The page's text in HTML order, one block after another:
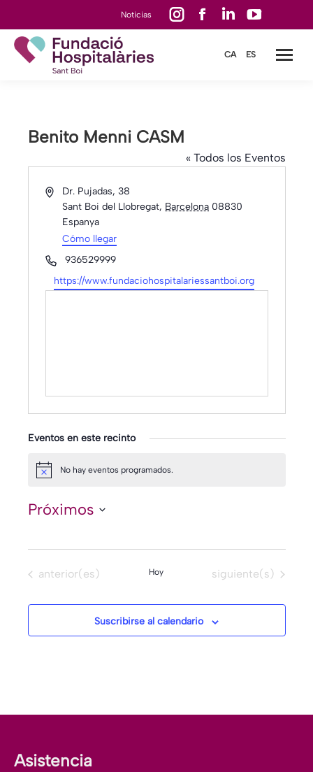
Noticias
InstagramFacebook
opens
Linkedin
opens opens
CA ES
Benito Menni CASM
« Todos los Eventos
Dirección
Dr. Pujadas, 38
Sant Boi del Llobregat, Barcelona 08830
Espanya
Cómo llegar
Teléfono936529999
Website
https://www.fundaciohospitalariessantboi.org
Eventos en este recinto
Aviso No hay eventos programados.
Próximos
Selecciona
fecha.
Eventos
anterior(es) Hoy Eventos
siguiente(s)
Suscribirse al calendario
Asistencia